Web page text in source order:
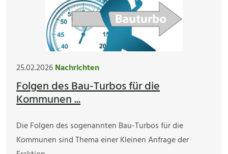
25.02.2026Nachrichten
Folgen des Bau-Turbos für die
Kommunen ...
Die Folgen des sogenannten Bau-Turbos für die
Kommunen sind Thema einer Kleinen Anfrage der